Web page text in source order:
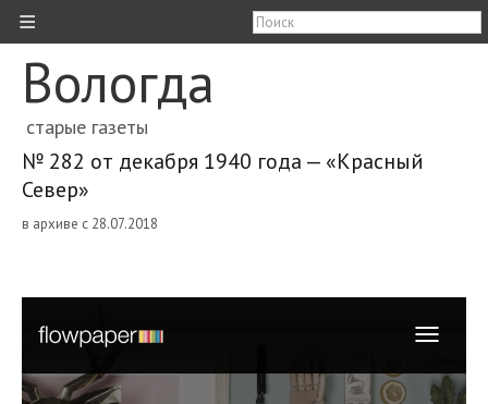
≡
Вологда
старые газеты
№ 282 от декабря 1940 года — «Красный
Север»
в архиве с 28.07.2018